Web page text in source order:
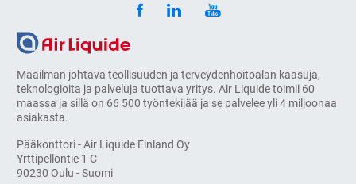
Maailman johtava teollisuuden ja terveydenhoitoalan kaasuja,
teknologioita ja palveluja tuottava yritys. Air Liquide toimii 60
maassa ja sillä on 66 500 työntekijää ja se palvelee yli 4 miljoonaa
asiakasta.
Pääkonttori - Air Liquide Finland Oy
Yrttipellontie 1 C
90230 Oulu - Suomi